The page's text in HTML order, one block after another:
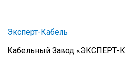
Эксперт-Кабель
Кабельный Завод «ЭКСПЕРТ-